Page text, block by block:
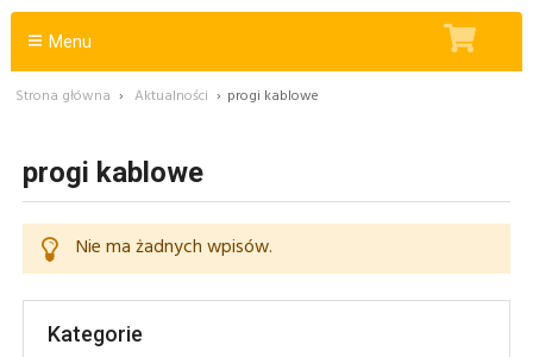
Menu
Strona główna › Aktualności › progi kablowe
progi kablowe
Nie ma żadnych wpisów.
Kategorie